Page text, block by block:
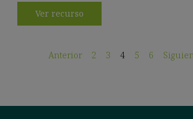
Ver recurso
Anterior 2 3 4 5 6